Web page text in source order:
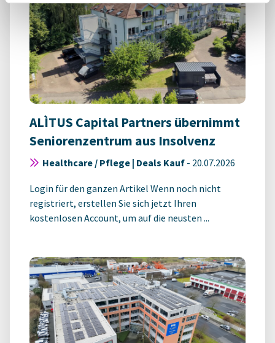
ALÌTUS Capital Partners übernimmt
Seniorenzentrum aus Insolvenz
Healthcare / Pflege | Deals Kauf - 20.07.2026
Login für den ganzen Artikel Wenn noch nicht
registriert, erstellen Sie sich jetzt Ihren
kostenlosen Account, um auf die neusten ...